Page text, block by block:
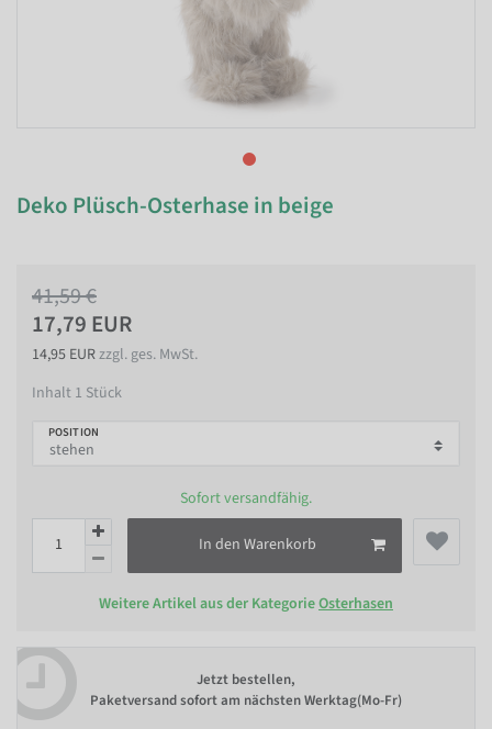
Deko Plüsch-Osterhase in beige
41,59 €
17,79 EUR
14,95 EURzzgl. ges. MwSt.
Inhalt 1 Stück
POSITION
Sofort versandfähig.
In den Warenkorb
Weitere Artikel aus der KategorieOsterhasen
Jetzt bestellen,
Paketversand sofort am nächsten Werktag(Mo-Fr)